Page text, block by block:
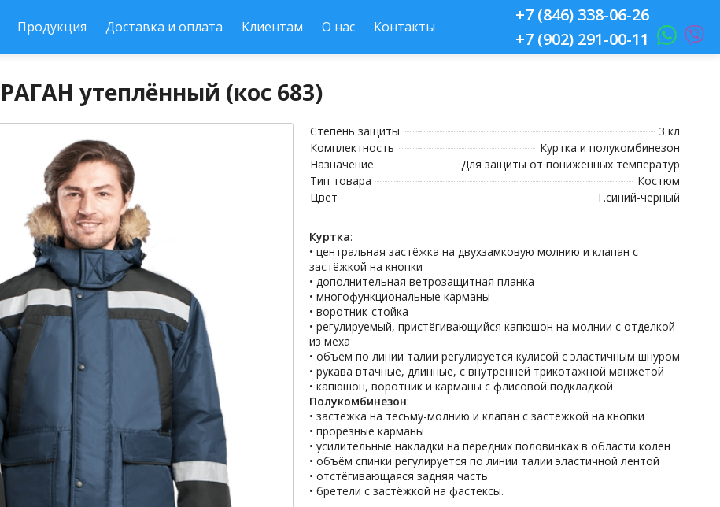
Продукция Доставка и оплата Клиентам О нас Контакты
+7 (846) 338-06-26
+7 (902) 291-00-11
утеплённый (кос 683)
Степень защиты
3 кл
Комплектность
Куртка и полукомбинезон
Назначение
Для защиты от пониженных температур
Тип товара
Костюм
Цвет
Т.синий-черный
Куртка:
• центральная застёжка на двухзамковую молнию и клапан с
застёжкой на кнопки
• дополнительная ветрозащитная планка
• многофункциональные карманы
• воротник-стойка
• регулируемый, пристёгивающийся капюшон на молнии с отделкой
из меха
• объём по линии талии регулируется кулисой с эластичным шнуром
• рукава втачные, длинные, с внутренней трикотажной манжетой
• капюшон, воротник и карманы с флисовой подкладкой
Полукомбинезон:
• застёжка на тесьму-молнию и клапан с застёжкой на кнопки
• прорезные карманы
• усилительные накладки на передних половинках в области колен
• объём спинки регулируется по линии талии эластичной лентой
• отстёгивающаяся задняя часть
• бретели с застёжкой на фастексы.